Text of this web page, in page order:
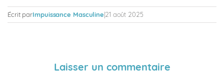
Écrit parImpuissance Masculine|21 août 2025
Laisser un commentaire